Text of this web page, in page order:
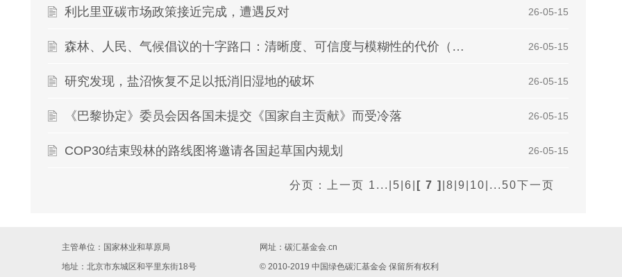
利比里亚碳市场政策接近完成，遭遇反对 | 26-05-15
森林、人民、气候倡议的十字路口：清晰度、可信度与模糊性的代价（评论） | 26-05-15
研究发现，盐沼恢复不足以抵消旧湿地的破坏 | 26-05-15
《巴黎协定》委员会因各国未提交《国家自主贡献》而受冷落 | 26-05-15
COP30结束毁林的路线图将邀请各国起草国内规划 | 26-05-15
分页： 上一页 1... 5 6 [ 7 ] 8 9 10 ...50下一页
主管单位：国家林业和草原局
地址：北京市东城区和平里东街18号
网址： 碳汇基金会.cn
© 2010-2019 中国绿色碳汇基金会 保留所有权利